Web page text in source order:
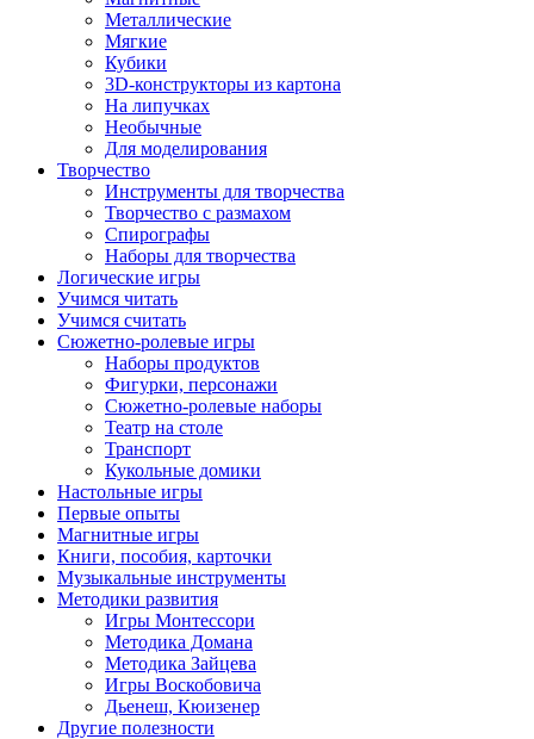
Металлические
Мягкие
Кубики
3D-конструкторы из картона
На липучках
Необычные
Для моделирования
Творчество
Инструменты для творчества
Творчество с размахом
Спирографы
Наборы для творчества
Логические игры
Учимся читать
Учимся считать
Сюжетно-ролевые игры
Наборы продуктов
Фигурки, персонажи
Сюжетно-ролевые наборы
Театр на столе
Транспорт
Кукольные домики
Настольные игры
Первые опыты
Магнитные игры
Книги, пособия, карточки
Музыкальные инструменты
Методики развития
Игры Монтессори
Методика Домана
Методика Зайцева
Игры Воскобовича
Дьенеш, Кюизенер
Другие полезности